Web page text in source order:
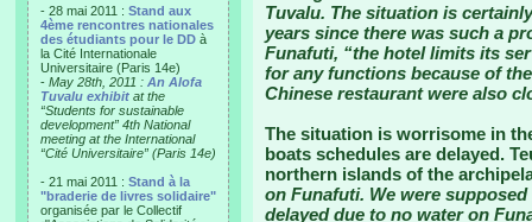
- 28 mai 2011 : Stand aux
4ème rencontres nationales
des étudiants pour le DD à
la Cité Internationale
Universitaire (Paris 14e)
- May 28th, 2011 : An Alofa
Tuvalu exhibit at the
“Students for sustainable
development” 4th National
meeting at the International
“Cité Universitaire” (Paris 14e)
- 21 mai 2011 : Stand à la
"braderie de livres solidaire"
organisée par le Collectif
Tuvalu. The situation is
years since there was such a
Funafuti, “the hotel limits its
for any functions because of
Chinese restaurant were also
The situation is worrisome in
boats schedules are delayed.
northern islands of the
on Funafuti. We were
delayed due to no water on